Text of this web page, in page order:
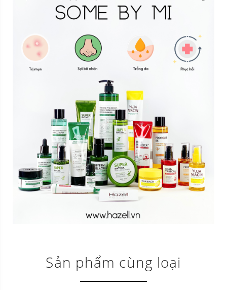
Sản phẩm cùng loại